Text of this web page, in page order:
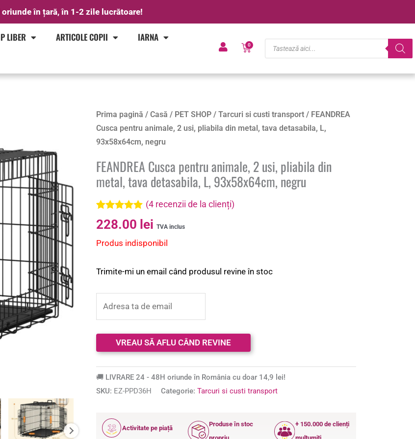
în țară, în 1-2 zile lucrătoare!
LIBER ARTICOLE COPII
IARNA
0
Cart
Products
search
Prima pagină /Casă / PET SHOP /Tarcuri si custi transport / FEANDREA
Cusca pentru animale, 2 usi, pliabila din metal, tava detasabila, L,
93x58x64cm, negru
FEANDREA Cusca pentru animale, 2 usi, pliabila din
metal, tava detasabila, L, 93x58x64cm, negru
Evaluat la
5.00din 5 pe
4
evaluări de
(4 recenzii de la clienți)
228.00 lei TVA inclus
Produs indisponibil
Trimite-mi un email când produsul revine în stoc
🚚 LIVRARE 24 - 48H oriunde în România cu doar 14,9 lei!
SKU: EZ-PPD36H Categorie:Tarcuri si custi transport
12
ANI
Activitate pe piață
Produse în stoc
+ 150.000 de clienți